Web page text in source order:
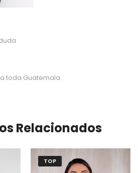
toda Guatemala.
Relacionados
TOP